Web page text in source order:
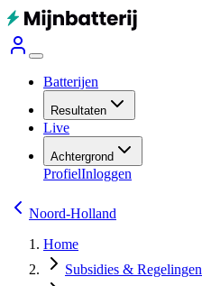
Batterijen
Resultaten
Live
Achtergrond
ProfielInloggen
Noord-Holland
Home
Subsidies & Regelingen